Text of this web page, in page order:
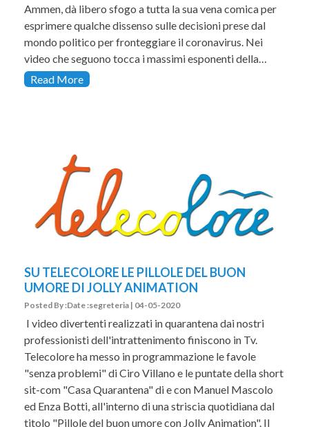
Ammen, dà libero sfogo a tutta la sua vena comica per
esprimere qualche dissenso sulle decisioni prese dal
mondo politico per fronteggiare il coronavirus. Nei
video che seguono tocca i massimi esponenti della…
Read More
SU TELECOLORE LE PILLOLE DEL BUON
UMORE DI JOLLY ANIMATION
Posted By :Date :segreteria | 04-05-2020
I video divertenti realizzati in quarantena dai nostri
professionisti dell'intrattenimento finiscono in Tv.
Telecolore ha messo in programmazione le favole
"senza problemi" di Ciro Villano e le puntate della short
sit-com "Casa Quarantena" di e con Manuel Mascolo
ed Enza Botti, all'interno di una striscia quotidiana dal
titolo "Pillole del buon umore con Jolly Animation". Il